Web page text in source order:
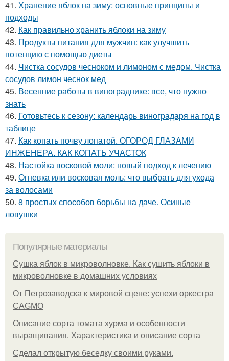
41. Хранение яблок на зиму: основные принципы и
подходы
42. Как правильно хранить яблоки на зиму
43. Продукты питания для мужчин: как улучшить
потенцию с помощью диеты
44. Чистка сосудов чесноком и лимоном с медом. Чистка
сосудов лимон чеснок мед
45. Весенние работы в винограднике: все, что нужно
знать
46. Готовьтесь к сезону: календарь виноградаря на год в
таблице
47. Как копать почву лопатой. ОГОРОД ГЛАЗАМИ
ИНЖЕНЕРА. КАК КОПАТЬ УЧАСТОК
48. Настойка восковой моли: новый подход к лечению
49. Огневка или восковая моль: что выбрать для ухода
за волосами
50. 8 простых способов борьбы на даче. Осиные
ловушки
Популярные материалы
Сушка яблок в микроволновке. Как сушить яблоки в
микроволновке в домашних условиях
От Петрозаводска к мировой сцене: успехи оркестра
CAGMO
Описание сорта томата хурма и особенности
выращивания. Характеристика и описание сорта
Сделал открытую беседку своими руками.